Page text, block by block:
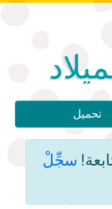
تحميل
سجِّلْ